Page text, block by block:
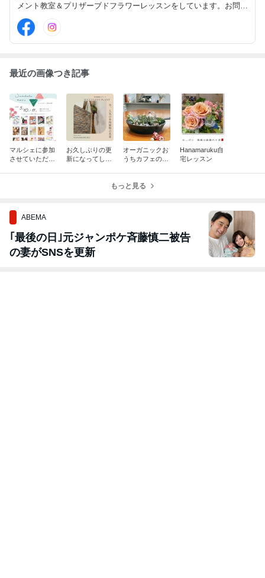
メント教室＆プリザーブドフラワーレッスンをしています。お問い
い致します。
最近の画像つき記事
マルシェに参加
させていただき
お久しぶりの更
新になってしま
オーガニックお
うちカフェの方
Hanamaruku自
宅レッスン
もっと見る
ABEMA
｢最後の日｣元ジャンポケ斉藤慎二被告
の妻がSNSを更新